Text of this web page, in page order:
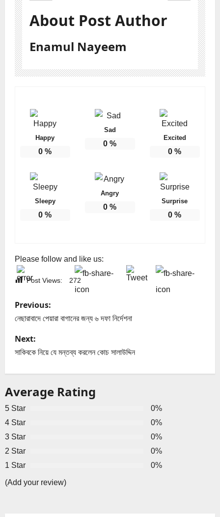
About Post Author
Enamul Nayeem
Happy
0 %
Sad
0 %
Excited
0 %
Sleepy
0 %
Angry
0 %
Surprise
0 %
Please follow and like us:
Post Views: 272
P
o
s
a
v
i
g
a
Previous:
নেছারাবাদে পেয়ারা বাগানের জন্য ৬ দফা নির্দেশনা
Next:
সাকিবকে নিয়ে যে মন্তব্য করলেন কোচ সালাউদ্দিন
Average Rating
5 Star
0%
4 Star
0%
3 Star
0%
2 Star
0%
1 Star
0%
(Add your review)